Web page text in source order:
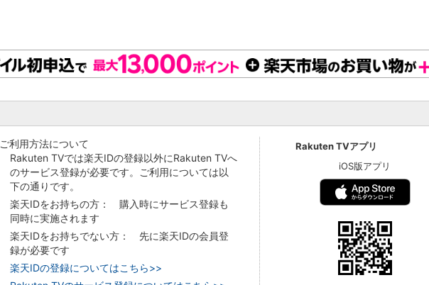
ご利用方法について
Rakuten TVでは楽天IDの登録以外にRakuten TVへ
のサービス登録が必要です。ご利用については以
下の通りです。
楽天IDをお持ちの方： 購入時にサービス登録も
同時に実施されます
楽天IDをお持ちでない方： 先に楽天IDの会員登
録が必要です
楽天IDの登録についてはこちら>>
Rakuten TVアプリ
iOS版アプリ